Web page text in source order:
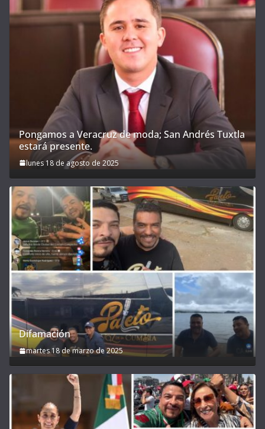
Pongamos a Veracruz de moda; San Andrés Tuxtla
estará presente.
lunes 18 de agosto de 2025
Difamación
martes 18 de marzo de 2025